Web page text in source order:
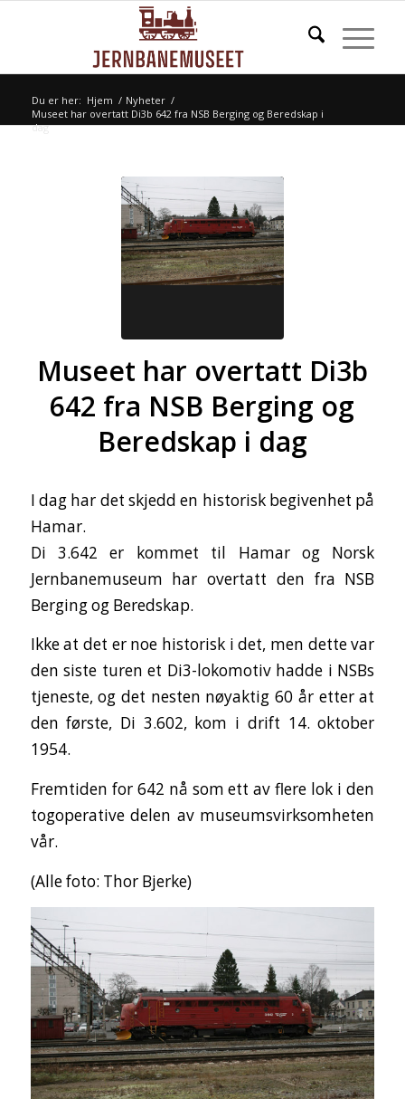
Du er her: Hjem / Nyheter /
Museet har overtatt Di3b 642 fra NSB Berging og Beredskap i
dag
Museet har overtatt Di3b
642 fra NSB Berging og
Beredskap i dag
I dag har det skjedd en historisk begivenhet på
Hamar.
Di 3.642 er kommet til Hamar og Norsk
Jernbanemuseum har overtatt den fra NSB
Berging og Beredskap.
Ikke at det er noe historisk i det, men dette var
den siste turen et Di3-lokomotiv hadde i NSBs
tjeneste, og det nesten nøyaktig 60 år etter at
den første, Di 3.602, kom i drift 14. oktober
1954.
Fremtiden for 642 nå som ett av flere lok i den
togoperative delen av museumsvirksomheten
vår.
(Alle foto: Thor Bjerke)